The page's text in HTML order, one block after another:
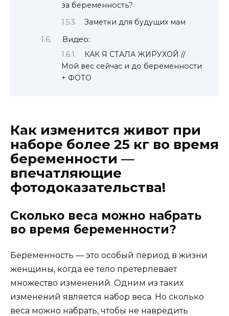
за беременность?
Заметки для будущих мам
Видео:
КАК Я СТАЛА ЖИРУХОЙ //
Мой вес сейчас и до беременности
+ ФОТО
Как изменится живот при
наборе более 25 кг во время
беременности —
впечатляющие
фотодоказательства!
Сколько веса можно набрать
во время беременности?
Беременность — это особый период в жизни
женщины, когда ее тело претерпевает
множество изменений. Одним из таких
изменений является набор веса. Но сколько
веса можно набрать, чтобы не навредить